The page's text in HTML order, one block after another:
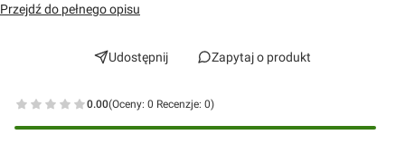
Przejdź do pełnego opisu
Udostępnij Zapytaj o produkt
0.00(Oceny: 0 Recenzje: 0)
Przejdź do sekcji Opinie